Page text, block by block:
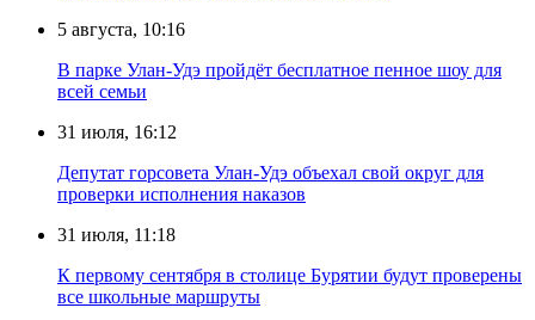
5 августа, 10:16
В парке Улан-Удэ пройдёт бесплатное пенное шоу для
всей семьи
31 июля, 16:12
Депутат горсовета Улан-Удэ объехал свой округ для
проверки исполнения наказов
31 июля, 11:18
К первому сентября в столице Бурятии будут проверены
все школьные маршруты